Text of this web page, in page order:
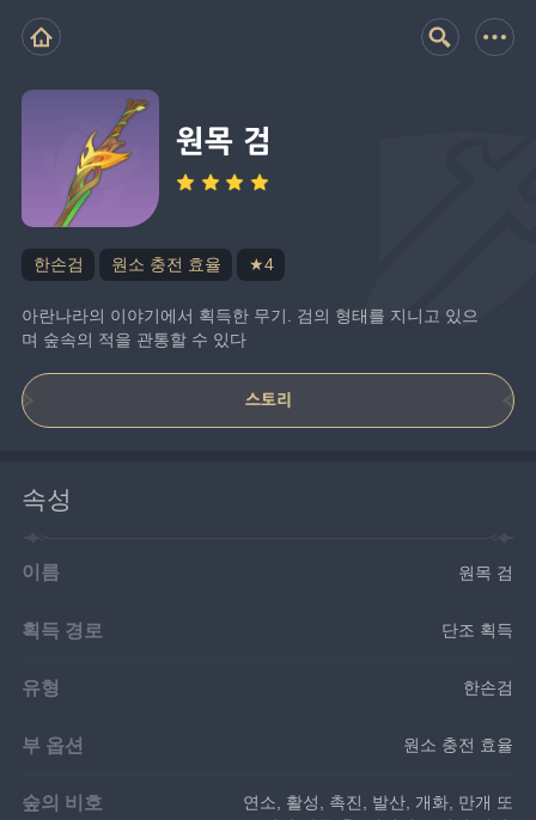
원목 검
한손검 원소 충전 효율 ★4
아란나라의 이야기에서 획득한 무기. 검의 형태를 지니고 있으
며 숲속의 적을 관통할 수 있다
스토리
속성
이름 원목 검
획득 경로 단조 획득
유형 한손검
부 옵션 원소 충전 효율
숲의 비호
연소, 활성, 촉진, 발산, 개화, 만개 또